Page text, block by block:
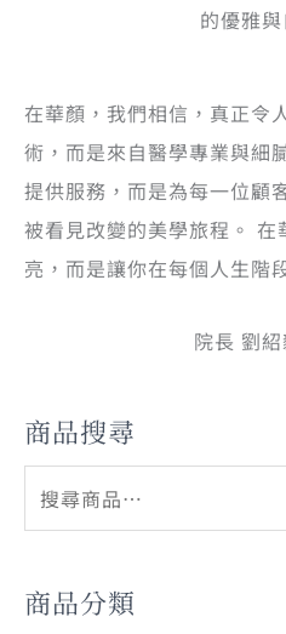
的優雅與
在華顏，我們相信，真正令
術，而是來自醫學專業與細
提供服務，而是為每一位顧
被看見改變的美學旅程。
亮，而是讓你在每個人生階
院長 劉
商品搜尋
商品分類